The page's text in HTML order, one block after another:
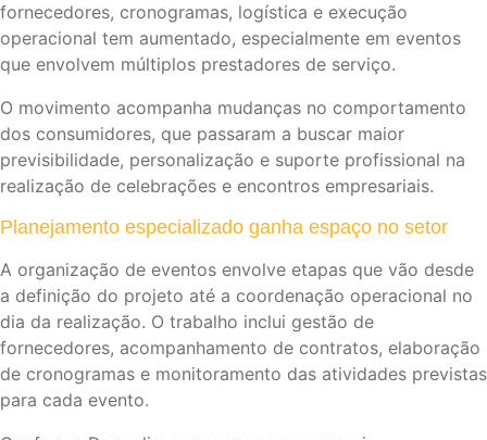
fornecedores, cronogramas, logística e execução
operacional tem aumentado, especialmente em eventos
que envolvem múltiplos prestadores de serviço.
O movimento acompanha mudanças no comportamento
dos consumidores, que passaram a buscar maior
previsibilidade, personalização e suporte profissional na
realização de celebrações e encontros empresariais.
Planejamento especializado ganha espaço no setor
A organização de eventos envolve etapas que vão desde
a definição do projeto até a coordenação operacional no
dia da realização. O trabalho inclui gestão de
fornecedores, acompanhamento de contratos, elaboração
de cronogramas e monitoramento das atividades previstas
para cada evento.